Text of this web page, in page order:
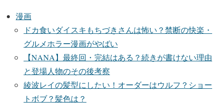
漫画
ドカ食いダイスキもちづきさんは怖い？禁断の快楽・
グルメホラー漫画がやばい
【NANA】最終回・完結はある？続きが書けない理由
と登場人物のその後考察
綾波レイの髪型にしたい！オーダーはウルフ？ショー
トボブ？髪色は？